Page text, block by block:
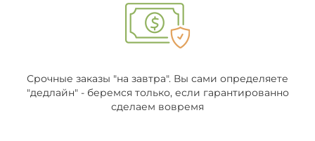
Срочные заказы "на завтра". Вы сами определяете
"дедлайн" - беремся только, если гарантированно
сделаем вовремя